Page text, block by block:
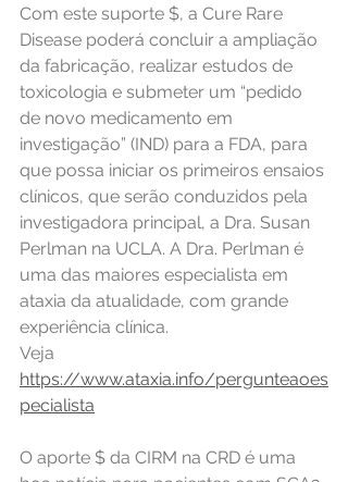
Com este suporte $, a Cure Rare
Disease poderá concluir a ampliação
da fabricação, realizar estudos de
toxicologia e submeter um “pedido
de novo medicamento em
investigação” (IND) para a FDA, para
que possa iniciar os primeiros ensaios
clínicos, que serão conduzidos pela
investigadora principal, a Dra. Susan
Perlman na UCLA. A Dra. Perlman é
uma das maiores especialista em
ataxia da atualidade, com grande
experiência clínica.
Veja
https://www.ataxia.info/pergunteaoes
pecialista
O aporte $ da CIRM na CRD é uma